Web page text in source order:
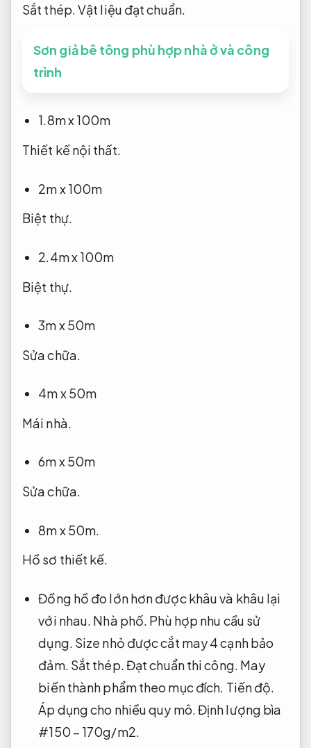
Sắt thép.Vật liệu đạt chuẩn.
Sơn giả bê tông phù hợp nhà ở và công
trình
1.8m x 100m
Thiết kế nội thất.
2m x 100m
Biệt thự.
2.4m x 100m
Biệt thự.
3m x 50m
Sửa chữa.
4m x 50m
Mái nhà.
6m x 50m
Sửa chữa.
8m x 50m.
Hồ sơ thiết kế.
Đồng hồ đo lớn hơn được khâu và khâu lại
với nhau. Nhà phố. Phù hợp nhu cầu sử
dụng. Size nhỏ được cắt may 4 cạnh bảo
đảm. Sắt thép.Đạt chuẩn thi công. May
biến thành phẩm theo mục đích. Tiến độ.
Áp dụng cho nhiều quy mô.Định lượng bìa
#150 – 170g/m2.